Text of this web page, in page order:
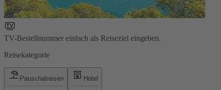
TV-Bestellnummer einfach als Reiseziel eingeben.
Reisekategorie
Pauschalreisen Hotel